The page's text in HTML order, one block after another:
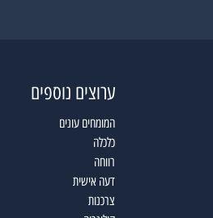
ערוצים נוספים
המומחים עונים
כלכלה
רווחה
דעה אישית
צרכנות